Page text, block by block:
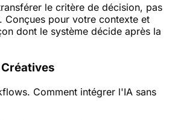
le critère de décision, pas
Conçues pour votre contexte et
dont le système décide après la
Comment intégrer l'IA sans